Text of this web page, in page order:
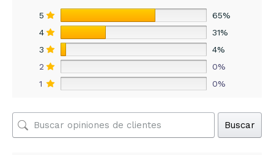
5
65%
4
31%
3
4%
2
0%
1
0%
Buscar